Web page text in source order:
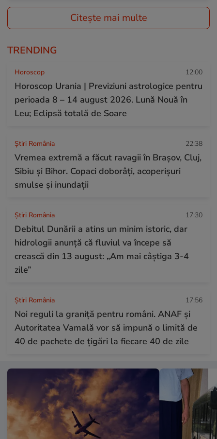
Citește mai multe
TRENDING
Horoscop 12:00
Horoscop Urania | Previziuni astrologice pentru
perioada 8 – 14 august 2026. Lună Nouă în
Leu; Eclipsă totală de Soare
Știri România 22:38
Vremea extremă a făcut ravagii în Brașov, Cluj,
Sibiu și Bihor. Copaci doborâți, acoperișuri
smulse și inundații
Știri România 17:30
Debitul Dunării a atins un minim istoric, dar
hidrologii anunță că fluviul va începe să
crească din 13 august: „Am mai câștiga 3-4
zile”
Știri România 17:56
Noi reguli la graniță pentru români. ANAF și
Autoritatea Vamală vor să impună o limită de
40 de pachete de țigări la fiecare 40 de zile